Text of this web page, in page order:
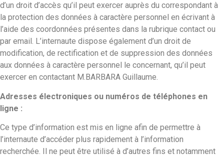
d’un droit d’accès qu’il peut exercer auprès du correspondant à
la protection des données à caractère personnel en écrivant à
l’aide des coordonnées présentes dans la rubrique contact ou
par email. L’internaute dispose également d’un droit de
modification, de rectification et de suppression des données
aux données à caractère personnel le concernant, qu’il peut
exercer en contactant M.BARBARA Guillaume.
Adresses électroniques ou numéros de téléphones en
ligne :
Ce type d’information est mis en ligne afin de permettre à
l’internaute d’accéder plus rapidement à l’information
recherchée. Il ne peut être utilisé à d’autres fins et notamment